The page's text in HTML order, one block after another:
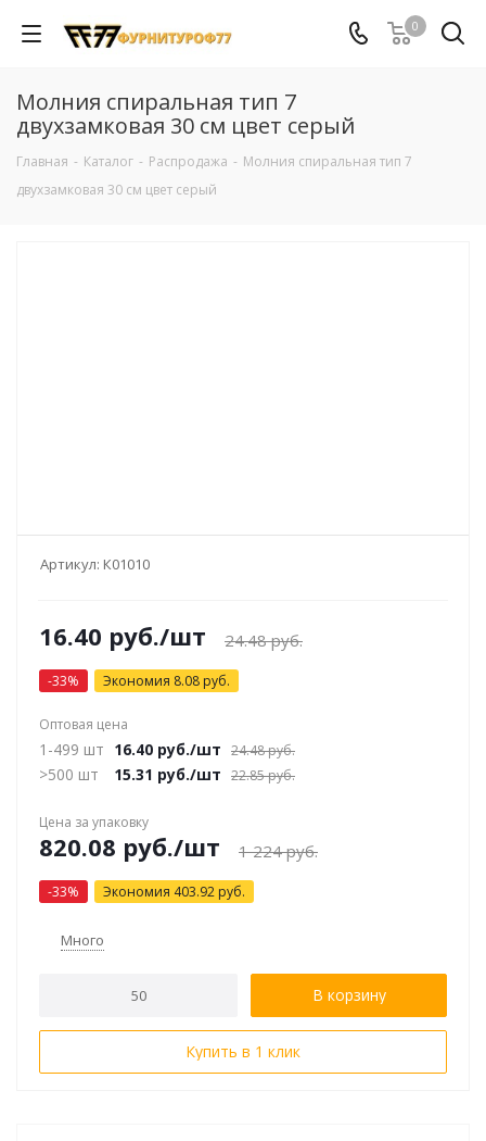
0
Молния спиральная тип 7
двухзамковая 30 см цвет серый
Главная - Каталог - Распродажа - Молния спиральная тип 7
двухзамковая 30 см цвет серый
Артикул: К01010
16.40 руб./шт 24.48руб.
-33% Экономия 8.08 руб.
Оптовая цена
1-499 шт 16.40 руб./шт 24.48руб.
>500 шт 15.31 руб./шт 22.85руб.
Цена за упаковку
820.08 руб./шт 1 224руб.
-33% Экономия 403.92 руб.
Много
В корзину
Купить в 1 клик